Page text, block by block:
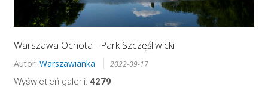
Warszawa Ochota - Park Szczęśliwicki
Autor: Warszawianka 2022-09-17
Wyświetleń galerii: 4279